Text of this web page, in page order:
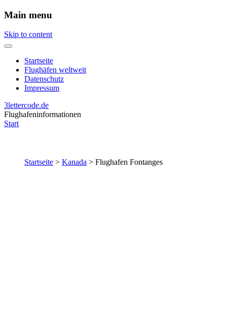
Main menu
Skip to content
Startseite
Flughäfen weltweit
Datenschutz
Impressum
3lettercode.de
Flughafeninformationen
Start
Startseite > Kanada > Flughafen Fontanges